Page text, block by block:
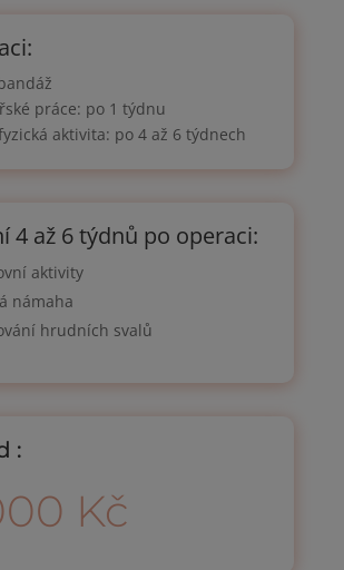
práce: po 1 týdnu
aktivita: po 4 až 6 týdnech
4 až 6 týdnů po operaci:
aktivity
námaha
hrudních svalů
:
Kč